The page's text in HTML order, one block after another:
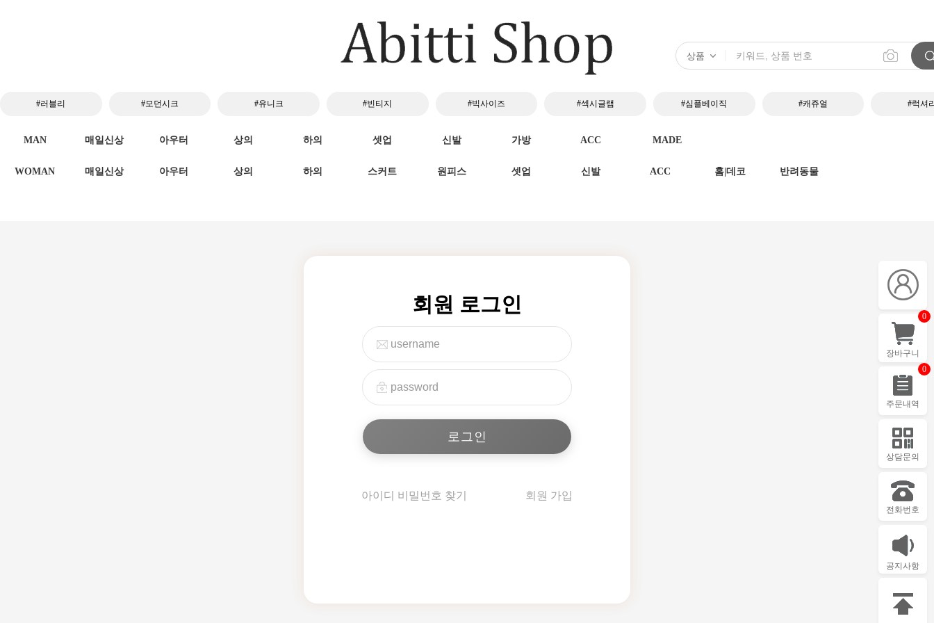
#러블리 #모던시크 #유니크 #빈티지 #빅사이즈 #섹시글램 #심플베이직 #캐쥬얼 #럭셔
MAN 매일신상 아우터 상의 하의 셋업 신발 가방 ACC MADE
WOMAN 매일신상 아우터 상의 하의 스커트 원피스 셋업 신발 ACC 홈|데코 반려동물
회원 로그인
아이디 비밀번호 찾기 회원 가입
장바구니
0
주문내역
0
상담문의
전화번호
공지사항